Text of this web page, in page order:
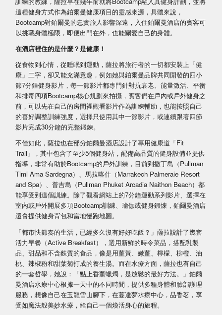
這種健身方式作為鉑爾曼健康項目的靈感來源，具體來說，
Bootcamp對鉑爾曼的忠實旅人影響深遠，入住鉑爾曼酒店的賓客可
以挑戰身體極限，即便出門在外，也能關愛自己的身體。
在酒店裡住的是什麼？是健康！
從食物到心情，從睡眠到運動，薩拉將旅行者的一切都安裝上「健
康」二字，卻又能充滿意趣，例如她與鉑爾曼品牌共同開發的四小
節7分鍾健身影片，每一節影片都專門針對抗衰老、能量激活、平衡
和排毒四項Bootcamp核心規劃來拍攝，賓客們在戶內或戶外健身之
前，可以先在自己的房間裡觀看影片作為訓練輔助，也能按照自己
的喜好調整訓練強度，選擇只使用其中一節影片，或連續跟著四節
影片完成30分鐘的完整鍛鍊。
不僅如此，薩拉也在部分鉑爾曼酒店設計了專用健康道「Fit
Trail」，其中包含了至少5個健身站，配備高品質的健身設備並提供
指導，非常有助於Bootcamp的戶外訓練，目前到撒丁島（Pullman
Timi Ama Sardegna）、馬拉喀什（Marrakech Palmeraie Resort
and Spa）、普吉島（Pullman Phuket Arcadia Naithon Beach）都
能享受到這個訓練。除了觀看網站上的7分鐘運動系列影片、選擇在
室內或戶外開展多項Bootcamp訓練、瑜伽或健身鍛煉，鉑爾曼酒店
還會提供健身背包和當地慢跑地圖。
「都市快節奏的生活，已經多久沒有好好吃飯？」薩拉設計了幾套
活力早餐（Active Breakfast），選用新鮮的時令菜品，搭配乳製
品、甜品和不含麩質的食品，像是用薑黃、嫩薑、檸檬、柳橙、油
桃、辣椒粉和甜葉菊打成的養生湯。而在水療方面，薩拉也有自己
的一套哲學，她說：「點上香薰蠟燭，是放鬆的最好方法。」鉑爾
曼酒店水療中心根據一天中的不同時間，提供多種身體和臉部護理
服務，想像自己在玉龍雪山腳下，在蔓達夢水療中心，品香茗，享
受如魔法般美妙水療，給自己一個煥活身心的旅程。